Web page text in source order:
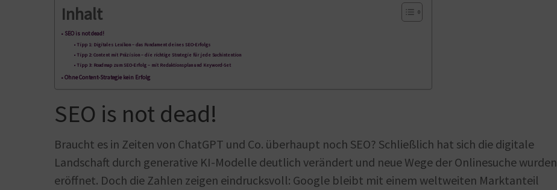
Inhalt
SEO is not dead!
Tipp 1: Digitales Lexikon – das Fundament deines SEO-Erfolgs
Tipp 2: Content mit Präzision – die richtige Strategie für jede Suchintention
Tipp 3: Roadmap zum SEO-Erfolg – mit Redaktionsplan und Keyword-Set
Ohne Content-Strategie kein Erfolg
SEO is not dead!
Braucht es in Zeiten von ChatGPT und Co. überhaupt noch SEO? Schließlich hat sich die digitale
Landschaft durch generative KI-Modelle deutlich verändert und neue Wege der Onlinesuche wurden
eröffnet. Doch die Zahlen zeigen eindrucksvoll: Google bleibt mit einem weltweiten Marktanteil